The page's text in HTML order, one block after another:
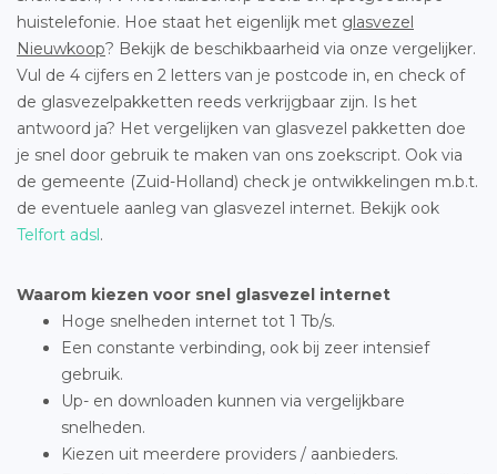
huistelefonie. Hoe staat het eigenlijk met glasvezel
Nieuwkoop? Bekijk de beschikbaarheid via onze vergelijker.
Vul de 4 cijfers en 2 letters van je postcode in, en check of
de glasvezelpakketten reeds verkrijgbaar zijn. Is het
antwoord ja? Het vergelijken van glasvezel pakketten doe
je snel door gebruik te maken van ons zoekscript. Ook via
de gemeente (Zuid-Holland) check je ontwikkelingen m.b.t.
de eventuele aanleg van glasvezel internet. Bekijk ook
Telfort adsl.
Waarom kiezen voor snel glasvezel internet
Hoge snelheden internet tot 1 Tb/s.
Een constante verbinding, ook bij zeer intensief
gebruik.
Up- en downloaden kunnen via vergelijkbare
snelheden.
Kiezen uit meerdere providers / aanbieders.